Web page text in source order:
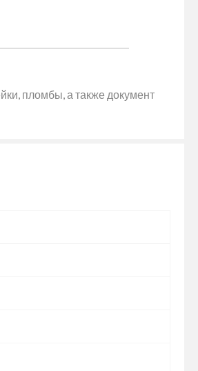
пломбы, а также документ